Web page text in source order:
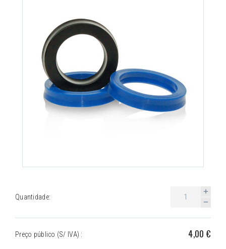
Quantidade:
Preço público (S/ IVA) : 4,00 €